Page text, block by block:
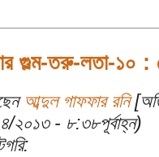
গুল্ম-তরু-লতা-১০ :
আব্দুল গাফফার রনি
২০১৩ - ৮:৩৮পূর্বাহ্ন)